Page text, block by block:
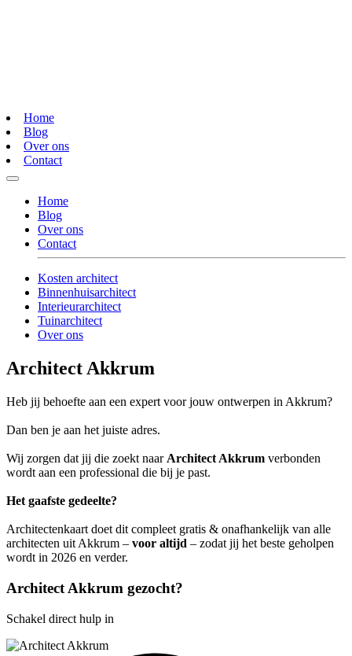
Home
Blog
Over ons
Contact
Home
Blog
Over ons
Contact
Kosten architect
Binnenhuisarchitect
Interieurarchitect
Tuinarchitect
Over ons
Architect Akkrum
Heb jij behoefte aan een expert voor jouw ontwerpen in Akkrum?
Dan ben je aan het juiste adres.
Wij zorgen dat jij die zoekt naar Architect Akkrum verbonden
wordt aan een professional die bij je past.
Het gaafste gedeelte?
Architectenkaart doet dit compleet gratis & onafhankelijk van alle
architecten uit Akkrum – voor altijd – zodat jij het beste geholpen
wordt in 2026 en verder.
Architect Akkrum gezocht?
Schakel direct hulp in